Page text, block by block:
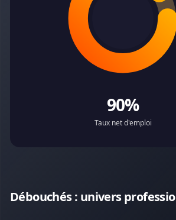
90%
Taux net d'emploi
Débouchés : univers